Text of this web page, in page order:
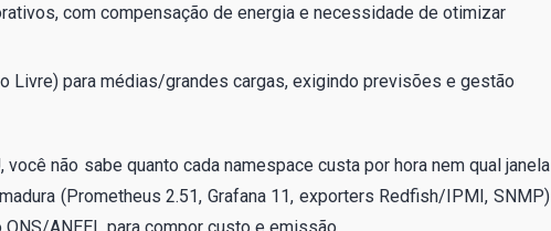
com compensação de energia e necessidade de otimizar
Livre) para médias/grandes cargas, exigindo previsões e gestão
não sabe quanto cada namespace custa por hora nem qual janela
(Prometheus 2.51, Grafana 11, exporters Redfish/IPMI, SNMP)